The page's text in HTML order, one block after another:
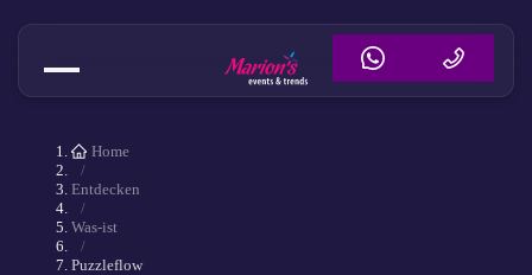
Home
/
Entdecken
/
Was-ist
/
Puzzleflow